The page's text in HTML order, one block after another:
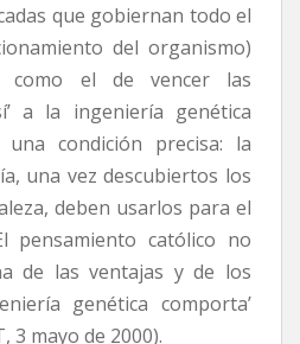
que gobiernan todo el
del organismo)
como el de vencer las
a la ingeniería genética
condición precisa: la
una vez descubiertos los
deben usarlos para el
pensamiento católico no
de las ventajas y de los
genética comporta’
3 mayo de 2000).